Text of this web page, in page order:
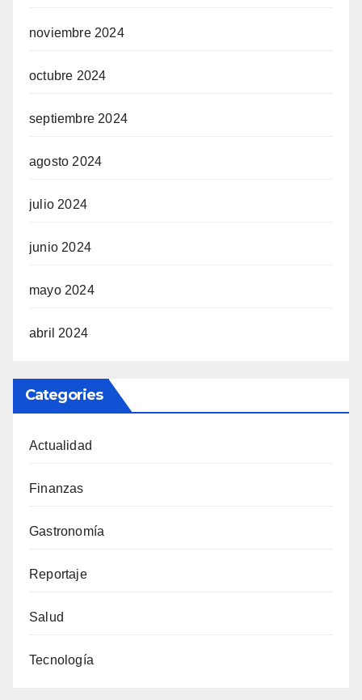
noviembre 2024
octubre 2024
septiembre 2024
agosto 2024
julio 2024
junio 2024
mayo 2024
abril 2024
Categories
Actualidad
Finanzas
Gastronomía
Reportaje
Salud
Tecnología